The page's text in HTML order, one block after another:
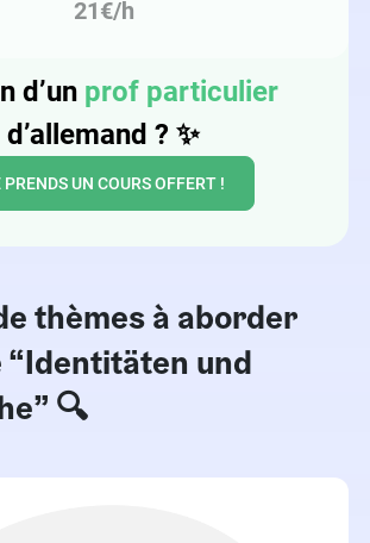
21€/h
d’un prof particulier
d’allemand ? ✨
PRENDS UN COURS OFFERT !
thèmes à aborder
“Identitäten und
🔍